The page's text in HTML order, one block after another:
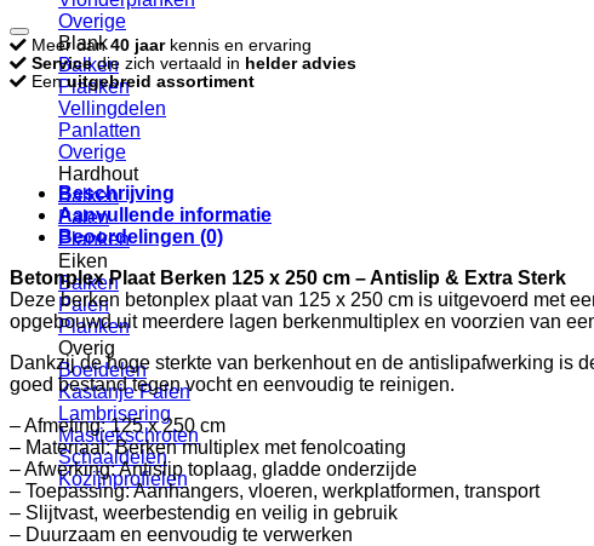
Overige
Blank
Balken
Planken
Vellingdelen
Panlatten
Overige
Hardhout
Balken
Palen
Planken
Eiken
Balken
Palen
Planken
Overig
Boeidelen
Kastanje Palen
Lambrisering
Mastiekschroten
Schaaldelen
Kozijnprofielen
mm
dik
-
125
250
cm
aantal
Meer dan40 jaarkennis en ervaring
Servicedie zich vertaald in helder advies
Eenuitgebreid assortiment
Beschrijving
Aanvullende informatie
Beoordelingen (0)
Betonplex Plaat Berken 125 x 250 cm – Antislip & Extra Sterk
Deze berken betonplex plaat van 125 x 250 cm is uitgevoerd met
opgebouwd uit meerdere lagen berkenmultiplex en voorzien van
Dankzij de hoge sterkte van berkenhout en de antislipafwerking is
goed bestand tegen vocht en eenvoudig te reinigen.
– Afmeting: 125 x 250 cm
– Materiaal: Berken multiplex met fenolcoating
– Afwerking: Antislip toplaag, gladde onderzijde
– Toepassing: Aanhangers, vloeren, werkplatformen, transport
– Slijtvast, weerbestendig en veilig in gebruik
– Duurzaam en eenvoudig te verwerken